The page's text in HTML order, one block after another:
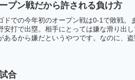
プン戦だから許される負け方
ドでの今年初のオープン戦は0-1で敗戦
安打で出塁。相手にとっては嫌な滑り出
あるから嫌だというやつです。なのに、
合